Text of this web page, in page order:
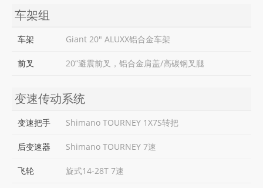
车架组
车架 Giant 20" ALUXX铝合金车架
前叉 20”避震前叉，铝合金肩盖/高碳钢叉腿
变速传动系统
变速把手 Shimano TOURNEY 1X7S转把
后变速器 Shimano TOURNEY 7速
飞轮 旋式14-28T 7速